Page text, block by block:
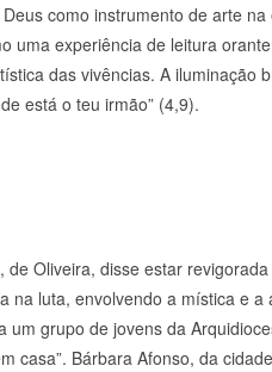
como instrumento de arte
uma experiência de leitura
das vivências. A iluminação
está o teu irmão” (4,9).
de Oliveira, disse estar
na luta, envolvendo a mística e
grupo de jovens da
casa”. Bárbara Afonso, da